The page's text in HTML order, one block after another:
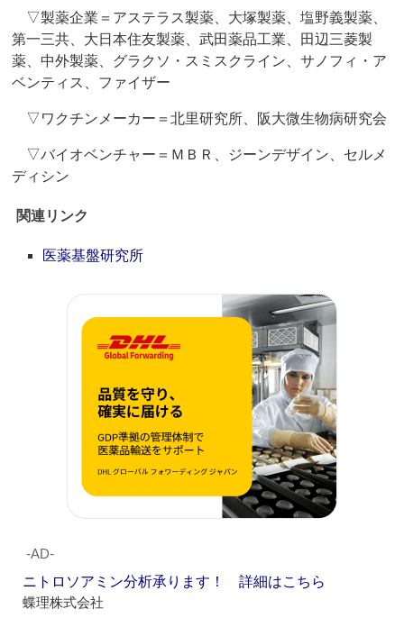
▽製薬企業＝アステラス製薬、大塚製薬、塩野義製薬、
第一三共、大日本住友製薬、武田薬品工業、田辺三菱製
薬、中外製薬、グラクソ・スミスクライン、サノフィ・ア
ベンティス、ファイザー
▽ワクチンメーカー＝北里研究所、阪大微生物病研究会
▽バイオベンチャー＝ＭＢＲ、ジーンデザイン、セルメ
ディシン
関連リンク
医薬基盤研究所
‐AD‐
ニトロソアミン分析承ります！ 詳細はこちら
蝶理株式会社